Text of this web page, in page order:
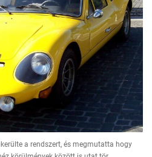
a rendszert, és megmutatta hogy